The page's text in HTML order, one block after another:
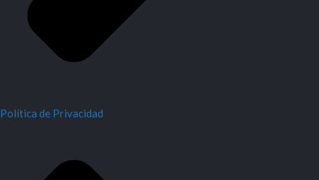
Política de Privacidad